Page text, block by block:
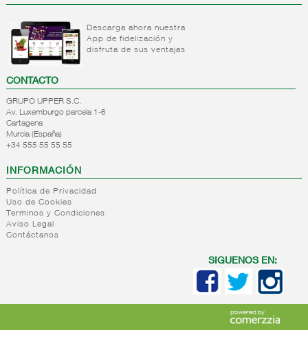
base
carne
Platos
base
pasta
Platos
preparados
base
Platos
preparados
verdura
Platos
preparados
pescado
frias
Salsa
refrigeradas
cocina
refrigerados
frios
Platos
tortillas
Patatas
preparadas
Platos
refrigerados
Platos
alternativa
vegetal
Pastas
refrigeradas
Platos
Descarga ahora nuestra
App de fidelización y
disfruta de sus ventajas
CONTACTO
GRUPO UPPER S.C.
Av. Luxemburgo parcela 1-6
Cartagena
Murcia (España)
+34 555 55 55 55
INFORMACIÓN
Política de Privacidad
Uso de Cookies
Terminos y Condiciones
Aviso Legal
Contáctanos
SIGUENOS EN: